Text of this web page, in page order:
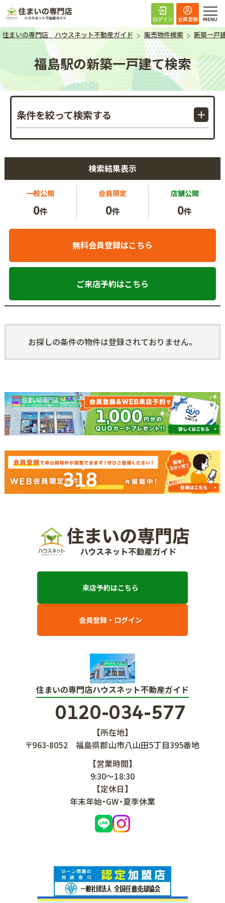
住まいの専門店 ハ
ログイン 会員登録
住まいの専門店 ハウスネット不動産ガイド 販売物件検索 新築一戸
福島駅の新築一戸建て検索
条件を絞って検索する
検索結果表示
一般公開
0件
会員限定
0件
店舗公開
0件
無料会員登録はこちら
ご来店予約はこちら
お探しの条件の物件は登録されておりません。
318
来店予約はこちら
会員登録・ログイン
住まいの専門店ハウスネット不動産ガイド
0120-034-577
【所在地】
〒963-8052
福島県郡山市八山田5丁目395番地
【営業時間】
9:30～18:30
【定休日】
年末年始・GW・夏季休業